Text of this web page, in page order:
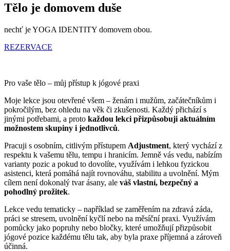
Tělo je domovem duše
nechť je YOGA IDENTITY domovem obou.
REZERVACE
Pro vaše tělo – můj přístup k jógové praxi
Moje lekce jsou otevřené všem – ženám i mužům, začátečníkům i
pokročilým, bez ohledu na věk či zkušenosti. Každý přichází s
jinými potřebami, a proto každou lekci přizpůsobuji aktuálním
možnostem skupiny i jednotlivců.
Pracuji s osobním, citlivým přístupem Adjustment, který vychází z
respektu k vašemu tělu, tempu i hranicím. Jemně vás vedu, nabízím
varianty pozic a pokud to dovolíte, využívám i lehkou fyzickou
asistenci, která pomáhá najít rovnováhu, stabilitu a uvolnění. Mým
cílem není dokonalý tvar ásany, ale váš vlastní, bezpečný a
pohodlný prožitek.
Lekce vedu tematicky – například se zaměřením na zdravá záda,
práci se stresem, uvolnění kyčlí nebo na měsíční praxi. Využívám
pomůcky jako popruhy nebo bločky, které umožňují přizpůsobit
jógové pozice každému tělu tak, aby byla praxe příjemná a zároveň
účinná.